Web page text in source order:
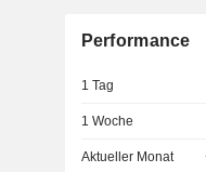
Performance
1 Tag
1 Woche
Aktueller Monat